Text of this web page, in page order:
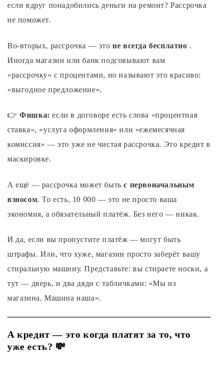
если вдруг понадобились деньги на ремонт? Рассрочка
не поможет.
Во-вторых, рассрочка — этоне всегда бесплатно .
Иногда магазин или банк подсовывают вам
«рассрочку» с процентами, но называют это красиво:
«выгодное предложение».
👉Фишка:если в договоре есть слова «процентная
ставка», «услуга оформления» или «ежемесячная
комиссия» — это уже не чистая рассрочка. Это кредит в
маскировке.
А ещё — рассрочка может бытьс первоначальным
взносом. То есть, 10 000 — это не просто ваша
экономия, а обязательный платёж. Без него — никак.
И да, если вы пропустите платёж — могут быть
штрафы. Или, что хуже, магазин просто заберёт вашу
стиральную машину. Представьте: вы стираете носки, а
тут — дверь, и два дяди с табличками: «Мы из
магазина. Машина наша».
А кредит — это когда платят за то, что
уже есть? 💸